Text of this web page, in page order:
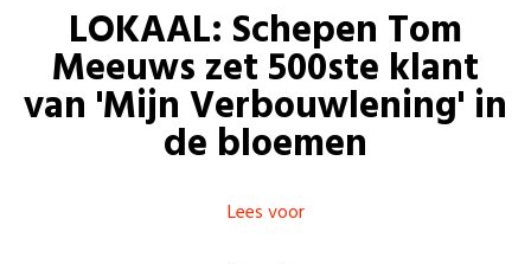
Zorg
Gelijke kansen
Welzijn
Onze mensen
Standpunten
Vacatures
Doe mee
Doe mee
Word lid
Shop
Zoeken
Login
Login
LOKAAL: Schepen Tom
Meeuws zet 500ste klant
van 'Mijn Verbouwlening' in
de bloemen
Lees voor